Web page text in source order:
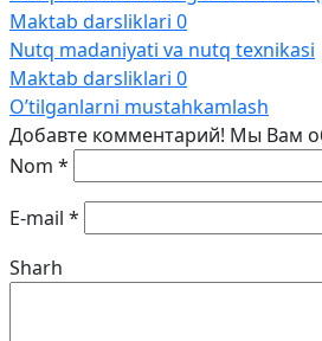
Maktab darsliklari 0
Nutq madaniyati va nutq texnikasi
Maktab darsliklari 0
O’tilganlarni mustahkamlash
Добавте комментарий! Мы Вам
Nom *
E-mail *
Sharh